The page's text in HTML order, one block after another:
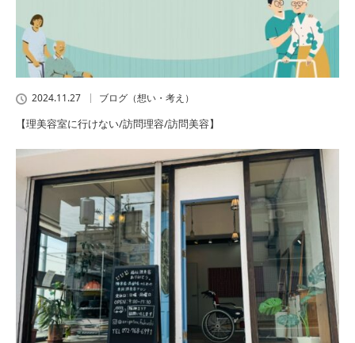
2024.11.27 ブログ（想い・考え）
【理美容室に行けない/訪問理容/訪問美容】